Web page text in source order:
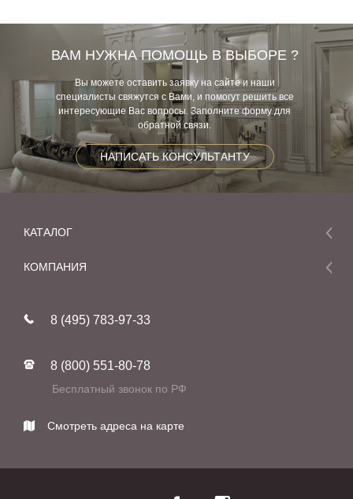
ВАМ НУЖНА ПОМОЩЬ В ВЫБОРЕ ?
Вы можете оставить заявку на сайте и наши
специалисты свяжутся с Вами, и помогут решить все
интересующие Вас вопросы. Заполните форму для
обратной связи.
НАПИСАТЬ КОНСУЛЬТАНТУ
КАТАЛОГ
Мебель
Фабрики
КОМПАНИЯ
Реставрация
Контакты
8 (495) 783-97-33
8 (800) 551-80-78
Бесплатный звонок по РФ
Смотреть адреса на карте